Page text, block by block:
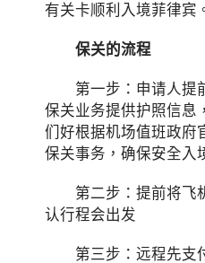
有关卡顺利入境菲律宾
保关的流程
第一步：申请人提前
保关业务提供护照信息
们好根据机场值班政府
保关事务，确保安全入
第二步：提前将飞
认行程会出发
第三步：远程先支